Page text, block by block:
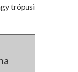
trópusi